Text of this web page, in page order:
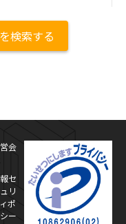
検索する
会
セ
リ
ポ
ー